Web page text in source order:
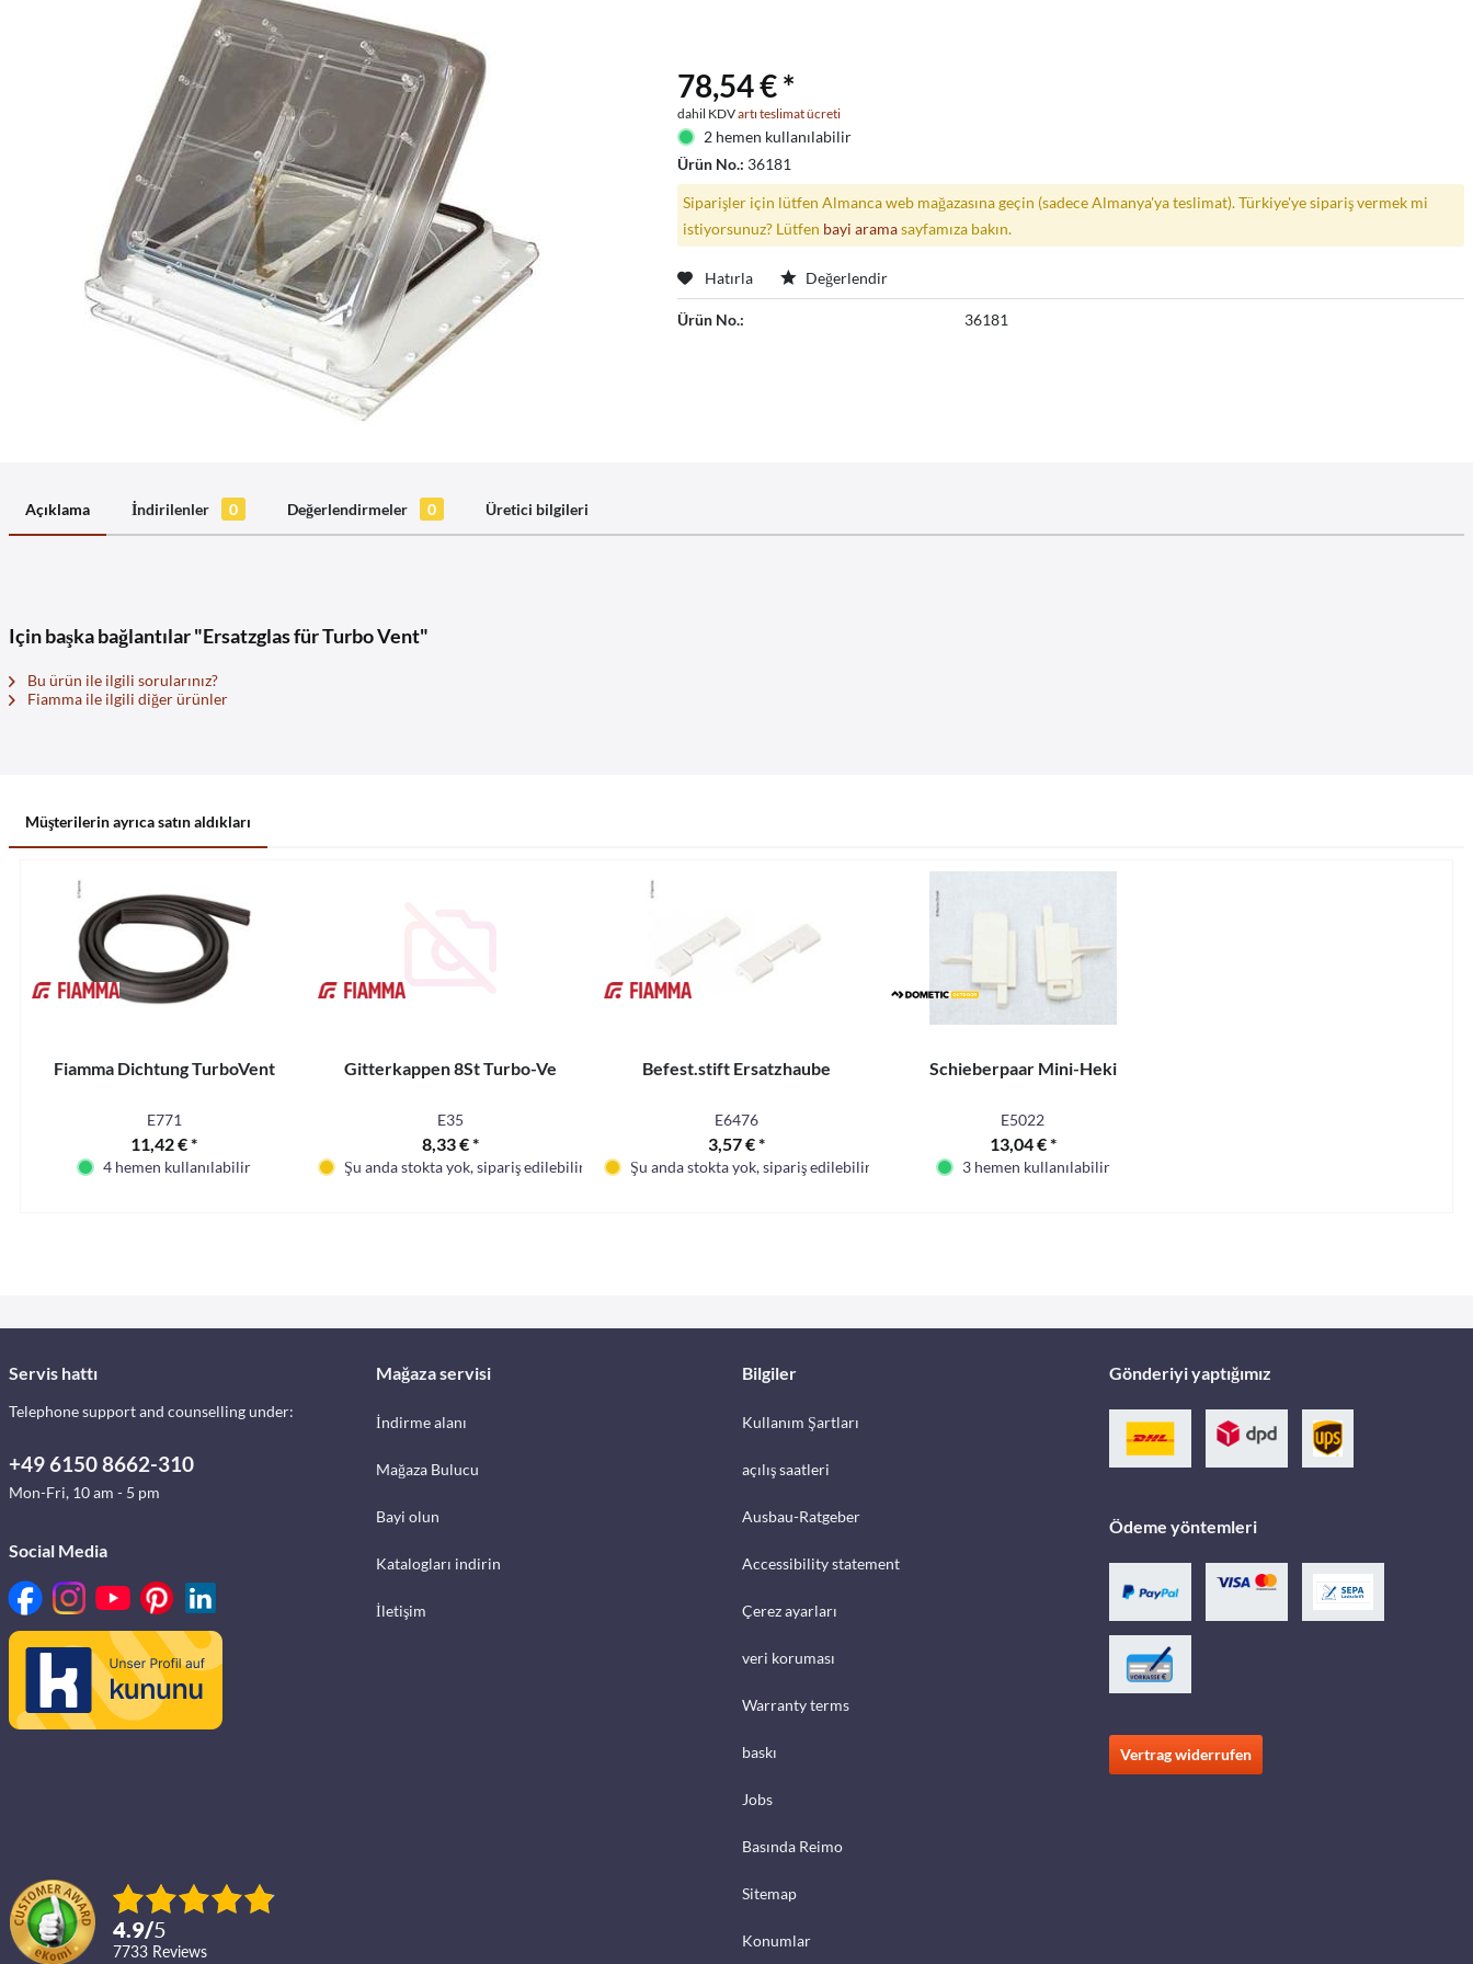
78,54 € *
dahil KDVartı teslimat ücreti
2 hemen kullanılabilir
Ürün No.: 36181
Siparişler için lütfen Almanca web mağazasına geçin (sadece Almanya'ya teslimat). Türkiye'ye sipariş vermek mi
istiyorsunuz? Lütfen bayi aramasayfamıza bakın.
Hatırla Değerlendir
Ürün No.: 36181
Açıklama İndirilenler 0 Değerlendirmeler 0 Üretici bilgileri
Için başka bağlantılar "Ersatzglas für Turbo Vent"
Bu ürün ile ilgili sorularınız?
Fiamma ile ilgili diğer ürünler
Müşterilerin ayrıca satın aldıkları
Fiamma Dichtung TurboVent
E771
11,42 € *
4 hemen kullanılabilir
Gitterkappen 8St Turbo-Ve
E35
8,33 € *
Şu anda stokta yok, sipariş edilebilir
Befest.stift Ersatzhaube
E6476
3,57 € *
Şu anda stokta yok, sipariş edilebilir
Schieberpaar Mini-Heki
E5022
13,04 € *
3 hemen kullanılabilir
Servis hattı
Telephone support and counselling under:
+49 6150 8662-310
Mon-Fri, 10 am - 5 pm
Social Media
4.9/5
7733 reviews
Mağaza servisi
İndirme alanı
Mağaza Bulucu
Bayi olun
Katalogları indirin
İletişim
Bilgiler
Kullanım Şartları
açılış saatleri
Ausbau-Ratgeber
Accessibility statement
Çerez ayarları
veri koruması
Warranty terms
baskı
Jobs
Basında Reimo
Sitemap
Konumlar
Gönderiyi yaptığımız
Ödeme yöntemleri
Vertrag widerrufen